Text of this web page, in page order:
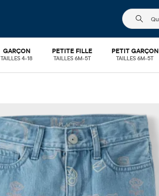
GARÇON
TAILLES 4-18
PETITE FILLE
TAILLES 6M-5T
PETIT GARÇON
TAILLES 6M-5T